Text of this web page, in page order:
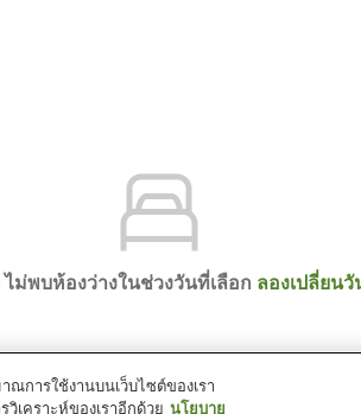
ม่พบห้องว่างในช่วงวันที่เลือก ลองเปลี่ยนวั
การใช้งานบนเว็บไซต์ของเรา
เคราะห์ของเราอีกด้วย นโยบาย